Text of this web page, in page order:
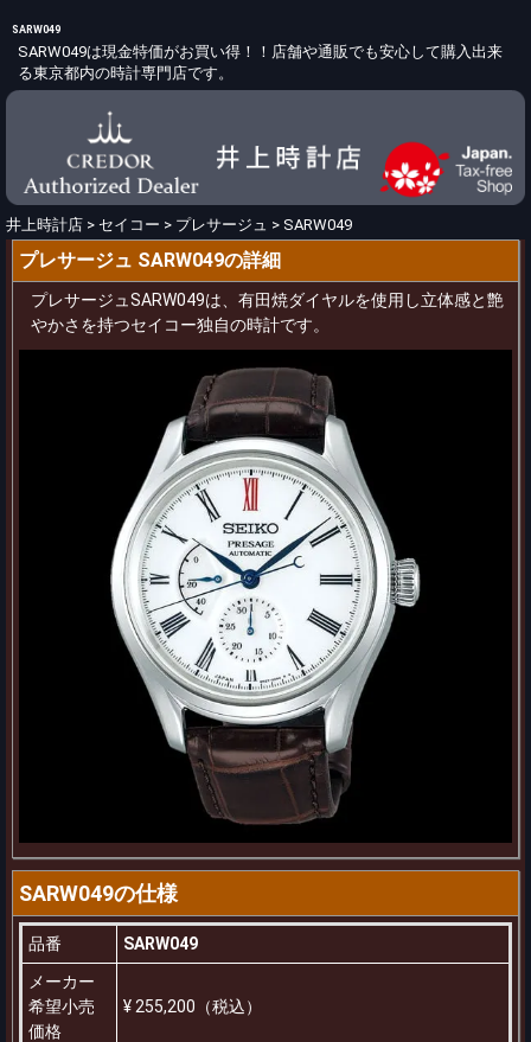
SARW049
SARW049は現金特価がお買い得！！店舗や通販でも安心して購入出来
る東京都内の時計専門店です。
井上時計店 > セイコー > プレサージュ > SARW049
プレサージュ SARW049の詳細
プレサージュSARW049は、有田焼ダイヤルを使用し立体感と艶
やかさを持つセイコー独自の時計です。
SARW049の仕様
品番
SARW049
メーカー
希望小売
価格
¥ 255,200（税込）